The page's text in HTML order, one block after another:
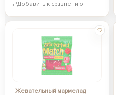
⇄Добавить к сравнению
Жевательный мармелад